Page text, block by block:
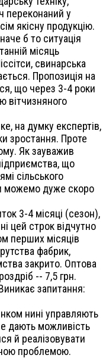
переконаний у
якісну продукцію.
б то ситуація
місяць
свинарська
Пропозиція на
що через 3-4 роки
вітчизняного
на думку експертів,
зростання. Проте
Як зауважив
що
сільського
можемо дуже скоро
3-4 місяці (сезон),
цей строк відчутно
перших місяців
фабрик,
закрито. Оптова
-- 7,5 грн.
запитання:
нині управляють
дають можливість
й реалізовувати
проблемою.